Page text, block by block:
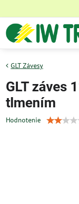
GLT Závesy
GLT záves
tlmením
Hodnotenie